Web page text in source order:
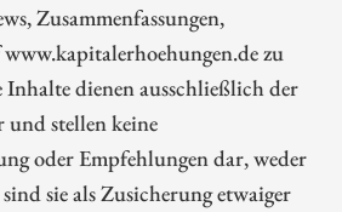
Zusammenfassungen,
zu
dienen ausschließlich der
stellen keine
oder Empfehlungen dar, weder
sie als Zusicherung etwaiger